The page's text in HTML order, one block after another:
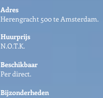
Adres
Herengracht 500 te Amsterdam.
Huurprijs
N.O.T.K.
Beschikbaar
Per direct.
Bijzonderheden